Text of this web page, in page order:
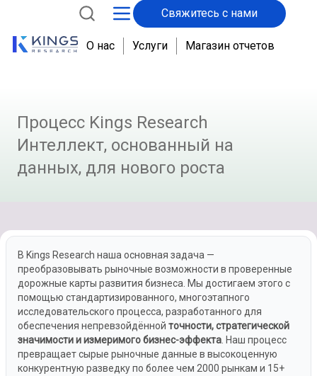
Свяжитесь с нами
О нас Услуги Магазин отчетов
Процесс Kings Research
Интеллект, основанный на
данных, для нового роста
В Kings Research наша основная задача —
преобразовывать рыночные возможности в проверенные
дорожные карты развития бизнеса. Мы достигаем этого с
помощью стандартизированного, многоэтапного
исследовательского процесса, разработанного для
обеспечения непревзойдённой точности, стратегической
значимости и измеримого бизнес-эффекта . Наш процесс
превращает сырые рыночные данные в высокоценную
конкурентную разведку по более чем 2000 рынкам и 15+